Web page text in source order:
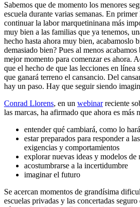
Sabemos que de momento los menores
escuela durante varias semanas. En
continuar la labor marquetininana más
muy bien a las familias que ya tenemos,
hecho hasta ahora muy bien, acabamoslo
demasiado bien? Pues al menos
mejor momento para comenzar es ahora.
que el hecho de que las lecciones en línea
que ganará terreno el cansancio. Del
hay un paso. Hay que seguir siendo
Conrad Llorens, en un webinarreciente
las marcas, ha afirmado que ahora es más
entender qué cambiará, como lo
estar preparados para responder a
exigencias y comportamientos
explorar nuevas ideas y modelos de
acostumbrarse a la incertidumbre
imaginar el futuro
Se acercan momentos de grandísima
escuelas privadas y las concertadas